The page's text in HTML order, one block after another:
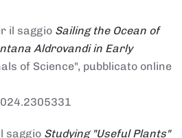
il saggio Sailing the Ocean of
Aldrovandi in Early
of Science", pubblicato online
saggio Studying "Useful Plants"